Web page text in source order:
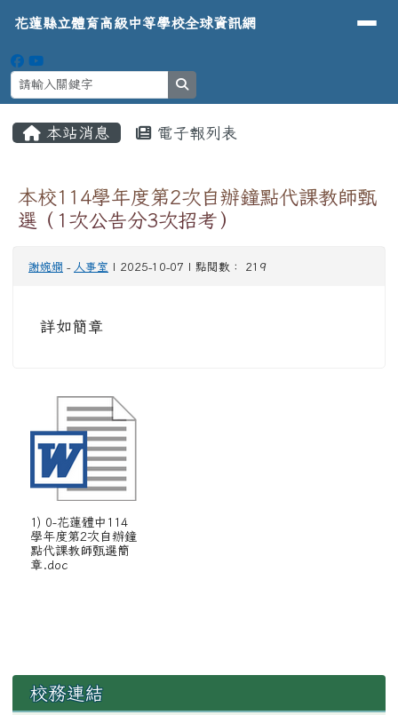
花蓮縣立體育高級中等學校全球資
導覽列
花蓮縣立體育高級中等學校全球資訊網
本站消息 電子報列表
本校114學年度第2次自辦鐘點代課教師甄
選（1次公告分3次招考）
謝婉嫻 - 人事室 | 2025-10-07 | 點閱數： 219
詳如簡章
1) 0-花蓮體中114
學年度第2次自辦鐘
點代課教師甄選簡
章.doc
左邊區域內容
校務連結